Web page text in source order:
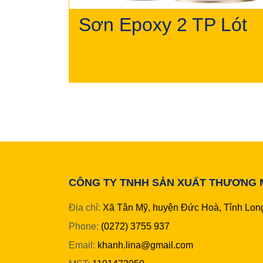
Sơn Epoxy 2 TP Lót
nhũ bạc, sơn nhũ
đồng
CÔNG TY TNHH SẢN XUẤT THƯƠNG
Địa chỉ: Xã Tân Mỹ, huyện Đức Hoà, Tỉnh
Phone: (0272) 3755 937
Email: khanh.lina@gmail.com